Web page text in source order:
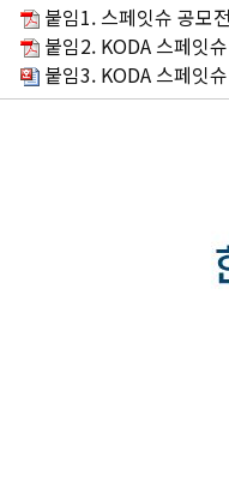
붙임1. 스페잇슈 공모
붙임2. KODA 스페잇
붙임3. KODA 스페잇